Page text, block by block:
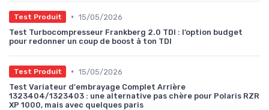
Test Produit • 15/05/2026
Test Turbocompresseur Frankberg 2.0 TDI : l’option budget
pour redonner un coup de boost à ton TDI
Test Produit • 15/05/2026
Test Variateur d'embrayage Complet Arrière
1323404/1323403 : une alternative pas chère pour Polaris RZR
XP 1000, mais avec quelques paris